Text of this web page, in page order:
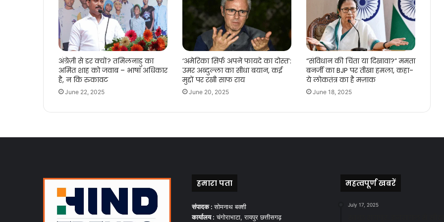
अंग्रेज़ी से डर क्यों? तमिलनाडु का
अमित शाह को जवाब – भाषा अधिकार
है, न कि रुकावट
June 22, 2025
‘अमेरिका सिर्फ अपने फायदे का दोस्त’:
उमर अब्दुल्ला का सीधा बयान, कई
मुद्दों पर रखी साफ राय
June 20, 2025
“संविधान की चिंता या दिखावा?” ममता
बनर्जी का BJP पर तीखा हमला, कहा-
ये लोकतंत्र का है मज़ाक
June 18, 2025
हमारा पता
संपादक :सोमनाथ बक्शी
कार्यालय : चंगोराभाटा, रायपुर छत्तीसगढ़
महत्वपूर्ण खबरें
July 17, 2025